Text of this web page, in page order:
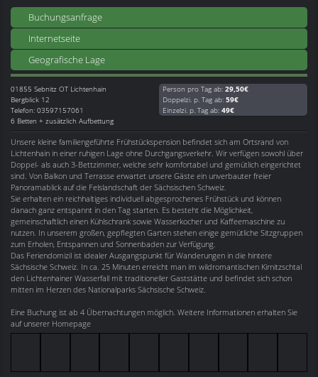
Buchungsanfrage
Internetseite
Geografische Lage
01855 Sebnitz OT Lichtenhain
Bergblick 12
Telefon: 03597157061
6 Betten + zusätzlich Aufbettung
Person pro Tag ab: 29,50€
Doppelzi. p. Tag ab: 59€
Einzelzi. p. Tag ab: 49€
Unsere kleine familiengeführte Frühstückspension befindet sich am Ortsrand von
Lichtenhain in einer ruhigen Lage ohne Durchgangsverkehr. Wir verfügen sowohl über
Doppel- als auch 3-Bettzimmer, welche sehr komfortabel und gemütlich eingerichtet
sind. Von Balkon und Terrasse erwartet unsere Gäste ein unverbauter freier
Panoramablick auf die Felslandschaft der Sächsischen Schweiz.
Sie erhalten ein reichhaltiges individuell abgesprochenes Frühstück und können
danach ganz entspannt in den Tag starten. Es besteht die Möglichkeit,
gemeinschaftlich einen Kühlschrank sowie Wasserkocher und Kaffeemaschine zu
nutzen. In unserem großen, gepflegten Garten stehen einige gemütliche Sitzgruppen
zum Erholen, Entspannen und Sonnenbaden zur Verfügung.
Das Feriendomizil ist idealer Ausgangspunkt für Wanderungen in die hintere
Sächsische Schweiz. In ca. 25 Minuten erreicht man im wildromantischen Kirnitzschtal
den Lichtenhainer Wasserfall mit traditioneller Gaststätte und befindet sich schon
mitten im Herzen des Nationalparks Sächsische Schweiz.
Eine Buchung ist ab 4 Übernachtungen möglich. Weitere Informationen erhalten Sie
auf unserer Homepage